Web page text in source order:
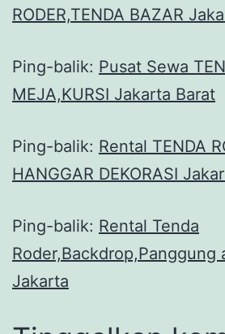
RODER,TENDA BAZAR
Ping-balik: Pusat Sewa
MEJA,KURSI Jakarta Barat
Ping-balik: Rental TENDA
HANGGAR DEKORASI
Ping-balik: Rental Tenda
Roder,Backdrop,Panggung
Jakarta